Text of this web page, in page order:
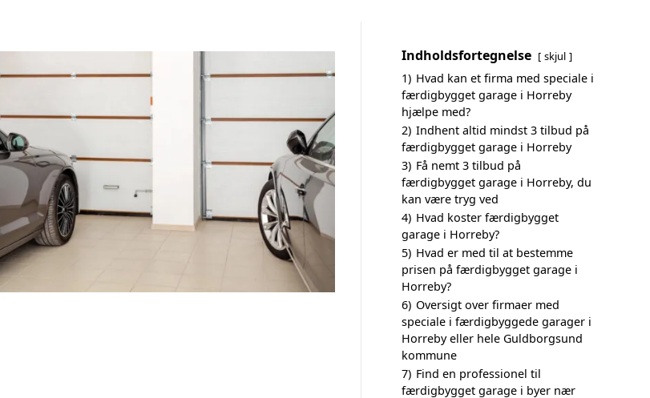
Indholdsfortegnelse skjul
1) Hvad kan et firma med speciale i
færdigbygget garage i Horreby
hjælpe med?
2) Indhent altid mindst 3 tilbud på
færdigbygget garage i Horreby
3) Få nemt 3 tilbud på
færdigbygget garage i Horreby, du
kan være tryg ved
4) Hvad koster færdigbygget
garage i Horreby?
5) Hvad er med til at bestemme
prisen på færdigbygget garage i
Horreby?
6) Oversigt over firmaer med
speciale i færdigbyggede garager i
Horreby eller hele Guldborgsund
kommune
7) Find en professionel til
færdigbygget garage i byer nær